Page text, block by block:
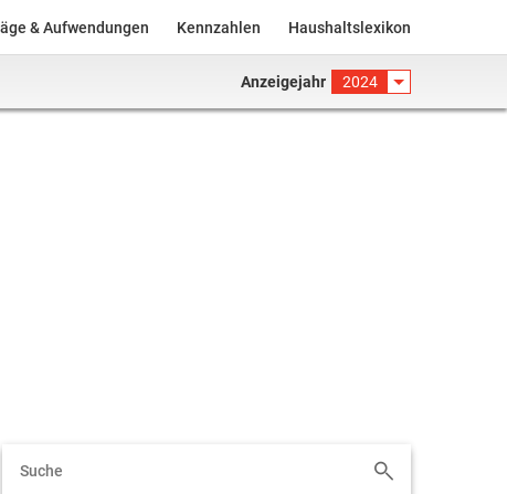
& Aufwendungen Kennzahlen Haushaltslexikon
Anzeigejahr 2024